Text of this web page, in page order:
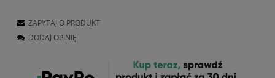
ZAPYTAJ O PRODUKT
DODAJ OPINIĘ